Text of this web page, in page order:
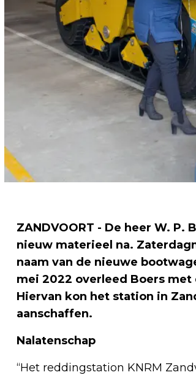
ZANDVOORT - De heer W. P.
nieuw materieel na.
naam van de nieuwe
mei 2022 overleed Boers met
Hiervan kon het station in
aanschaffen.
Nalatenschap
“Het reddingstation KNRM